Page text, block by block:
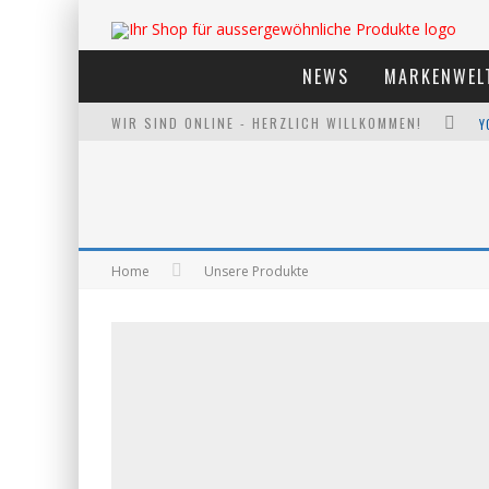
NEWS
WIR SIND ONLINE - HERZLICH WILLKOMMEN!
Home Unsere Produkte